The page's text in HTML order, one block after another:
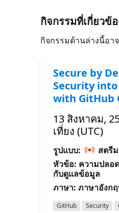
กิจกรรมที่เกี่ยวข้
กิจกรรมด้านล่างนี้อา
Secure by
Security
with GitHub
13 สิงหาคม,
เที่ยง (UTC)
รูปแบบ:
สตรี
หัวข้อ: ความปลอ
กับดูแลข้อมูล
ภาษา: ภาษาอังก
GitHub Security